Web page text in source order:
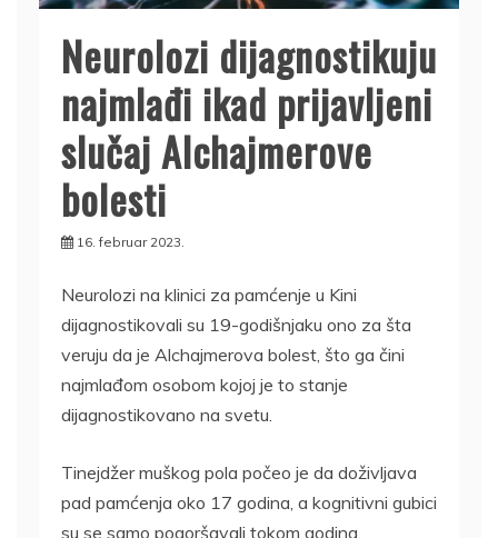
Neurolozi dijagnostikuju
najmlađi ikad prijavljeni
slučaj Alchajmerove
bolesti
16. februar 2023.
Neurolozi na klinici za pamćenje u Kini
dijagnostikovali su 19-godišnjaku ono za šta
veruju da je Alchajmerova bolest, što ga čini
najmlađom osobom kojoj je to stanje
dijagnostikovano na svetu.
Tinejdžer muškog pola počeo je da doživljava
pad pamćenja oko 17 godina, a kognitivni gubici
su se samo pogoršavali tokom godina.